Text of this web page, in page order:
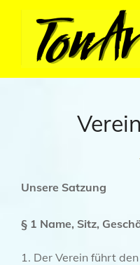
Unsere Satzung
§ 1 Name, Sitz,
1. Der Verein führt